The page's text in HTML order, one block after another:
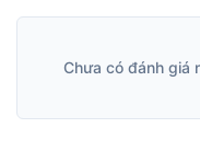
Chưa có đánh giá